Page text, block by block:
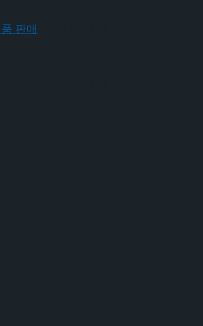
의 콜라보 제품 판매